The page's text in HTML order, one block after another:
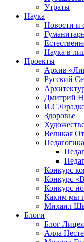
Утраты
Наука
Новости и
Наука в
Проекты
Архив
Русский
Дмитрий
Здоровье
Великая
Конкурс
Конкурс
Конкурс
Каким мы
Михаил
Блоги
Блог Лицея
Алла